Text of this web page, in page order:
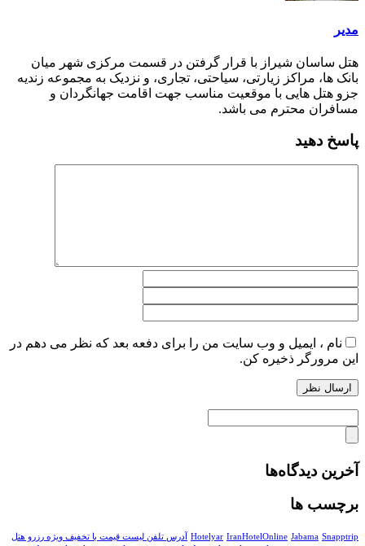
مدیر
هتل ساسان شیراز با قرار گرفتن در قسمت مرکزی شهر میان
بانک ها، مراکز زیارتی، سیاحتی، تجاری، و نزدیک به مجموعه زندیه
جزو هتل هایی با موقعیت مناسب جهت اقامت جهانگردان و
مسافران محترم می باشد.
پاسخ دهید
نام ، ایمیل و وب سایت من را برای دفعه بعد که نظر می دهم در
این مرورگر ذخیره کن.
آخرین دیدگاه‌ها
برچسب ها
Hotelyar IranHotelOnline Jabama Snapptrip آدرس تلفن لیست قیمت با تخفیف ویژه رزرو هتل